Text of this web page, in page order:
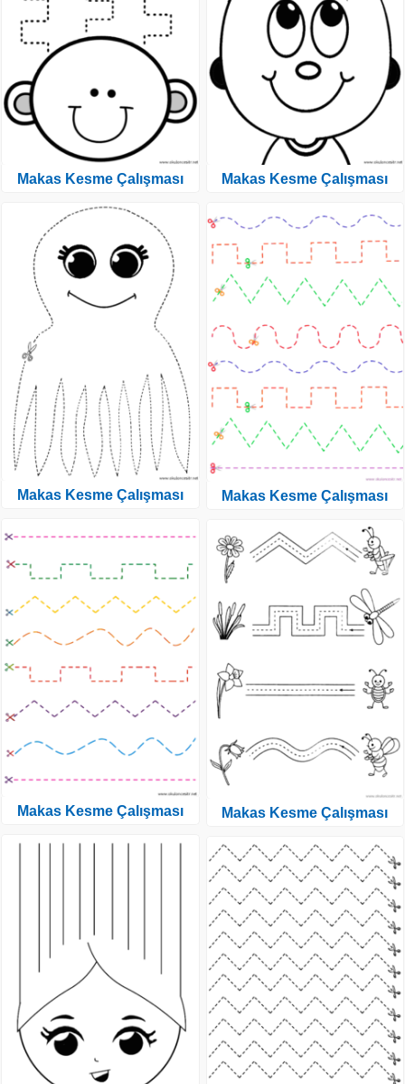
Makas Kesme Çalışması
Makas Kesme Çalışması
Makas Kesme Çalışması
Makas Kesme Çalışması
Makas Kesme Çalışması
Makas Kesme Çalışması